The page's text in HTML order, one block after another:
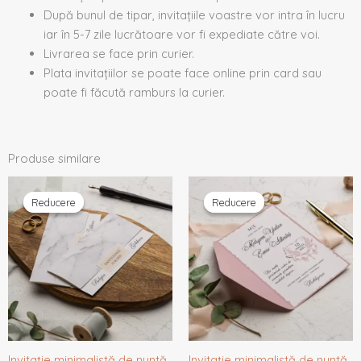
După bunul de tipar, invitațiile voastre vor intra în lucru
iar în 5-7 zile lucrătoare vor fi expediate către voi.
Livrarea se face prin curier.
Plata invitațiilor se poate face online prin card sau
poate fi făcută ramburs la curier.
Produse similare
Reducere
Reducere
inițial
a
fost:
1,40 lei.
Prețul
curent
este:
1,33 lei.
Reducere
Reducere
inițial
a
fost:
1,42 lei.
curent
este:
1,35 lei.